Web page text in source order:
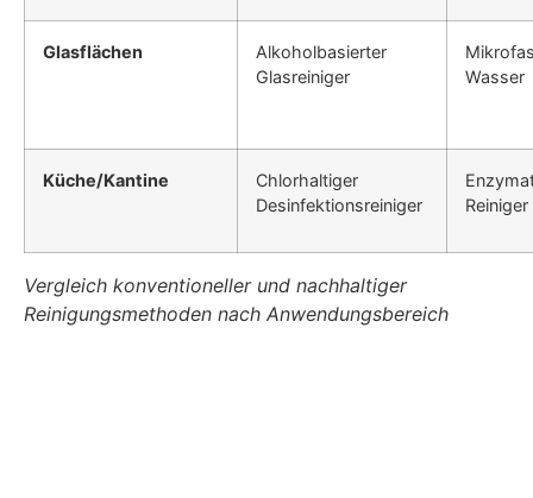
Glasflächen
Alkoholbasierter
Glasreiniger
Wasser
Küche/Kantine
Chlorhaltiger
Desinfektionsreiniger
Reiniger
Vergleich konventioneller und nachhaltiger
Reinigungsmethoden nach Anwendungsbereich